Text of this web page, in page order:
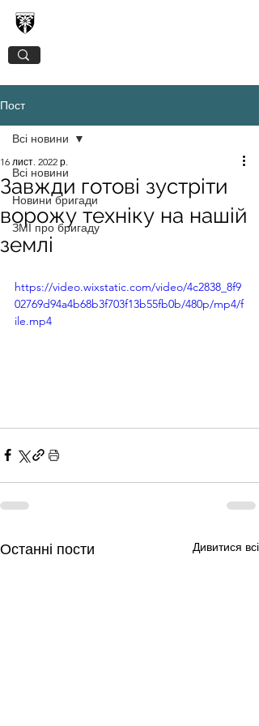
Пост
Всі новини
Новини бригади
ЗМІ про бригаду
Всі новини
Завжди готові зустріти
ворожу техніку на нашій
землі
16 лист. 2022 р.
https://video.wixstatic.com/video/4c2838_8f9
02769d94a4b68b3f703f13b55fb0b/480p/mp4/f
ile.mp4
Останні пости Дивитися всі